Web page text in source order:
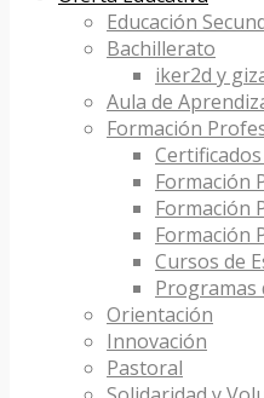
Educación
Bachillerato
iker2d y
Aula de
Formación
Formación
Formación
Formación
Cursos de
Programas
Orientación
Innovación
Pastoral